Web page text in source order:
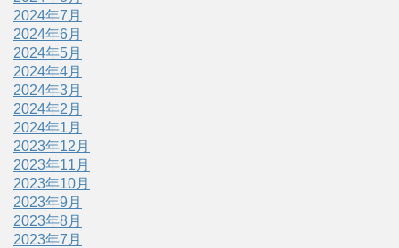
2024年7月
2024年6月
2024年5月
2024年4月
2024年3月
2024年2月
2024年1月
2023年12月
2023年11月
2023年10月
2023年9月
2023年8月
2023年7月